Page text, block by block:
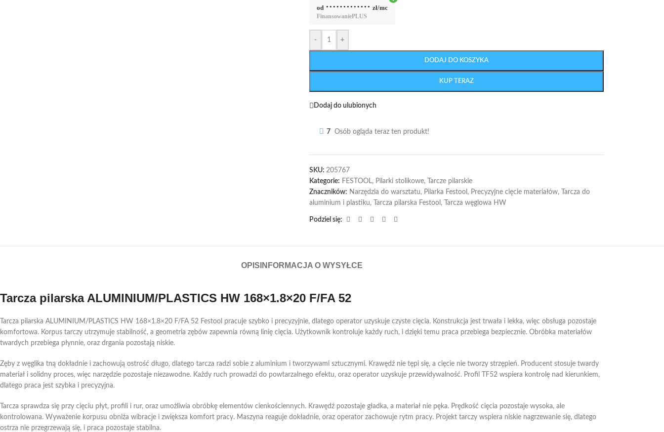
od ············· zł/mc
FinansowaniePLUS
- +
DODAJ DO KOSZYKA
KUP TERAZ
Dodaj do ulubionych
7 Osób ogląda teraz ten produkt!
SKU: 205767
Kategorie: FESTOOL, Pilarki stolikowe,
Tarcze pilarskie
Znaczników: Narzędzia do warsztatu, Pilarka Festool , Precyzyjne cięcie materiałów,
Tarcza do
aluminium i plastiku, Tarcza pilarska Festool , Tarcza węglowa HW
Podziel się:
OPIS INFORMACJA O WYSYŁCE
Tarcza pilarska ALUMINIUM/PLASTICS HW 168×1.8×20 F/FA 52
Tarcza pilarska ALUMINIUM/PLASTICS HW 168×1.8×20 F/FA 52 Festool pracuje szybko i precyzyjnie, dlatego operator uzyskuje czyste cięcia. Konstrukcja jest trwała i lekka, więc obsługa pozostaje
komfortowa. Korpus tarczy utrzymuje stabilność, a geometria zębów zapewnia równą linię cięcia. Użytkownik kontroluje każdy ruch, i dzięki temu praca przebiega bezpiecznie. Obróbka materiałów
twardych przebiega płynnie, oraz drgania pozostają niskie.
Zęby z węglika tną dokładnie i zachowują ostrość długo, dlatego tarcza radzi sobie z aluminium i tworzywami sztucznymi. Krawędź nie tępi się, a cięcie nie tworzy strzępień. Producent stosuje twardy
materiał i solidny proces, więc narzędzie pozostaje niezawodne. Każdy ruch prowadzi do powtarzalnego efektu, oraz operator uzyskuje przewidywalność. Profil TF52 wspiera kontrolę nad kierunkiem,
dlatego praca jest szybka i precyzyjna.
Tarcza sprawdza się przy cięciu płyt, profili i rur, oraz umożliwia obróbkę elementów cienkościennych. Krawędź pozostaje gładka, a materiał nie pęka. Prędkość cięcia pozostaje wysoka, ale
kontrolowana. Wyważenie korpusu obniża wibracje i zwiększa komfort pracy. Maszyna reaguje dokładnie, oraz operator zachowuje rytm pracy. Projekt tarczy wspiera niskie nagrzewanie się, dlatego
ostrza nie przegrzewają się, i praca pozostaje stabilna.